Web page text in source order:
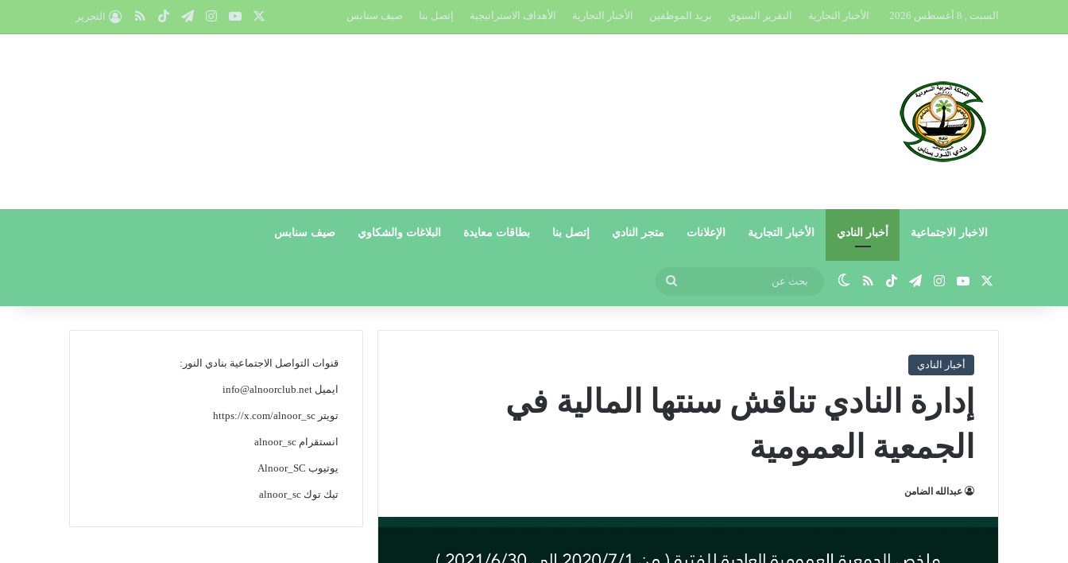
السبت , 8 أغسطس 2026 الأخبار التجارية التقرير السنوي بريد الموظفين الأخبار التجارية الأهداف الاستراتيجية إتصل بنا صيف سنابس يوتيوبانستقرام
تيلقرام‫TikTokملخص الموقع RSS
التحرير
الاخبار الاجتماعية أخبار النادي الأخبار التجارية الإعلانات متجر النادي إتصل بنا بطاقات معايدة البلاغات والشكاوي صيف سنابس
يوتيوبانستقرام
تيلقرام‫TikTokملخص الموقع RSS
الوضع المظلم
عن
أخبار النادي
إدارة النادي تناقش سنتها المالية في
الجمعية العمومية
عبدالله الضامن
قنوات التواصل الاجتماعية بنادي النور:
ايميلinfo@alnoorclub.net
تويترhttps://x.com/alnoor_sc
انستقرامalnoor_sc
يوتيوب Alnoor_SC
تيك توكalnoor_sc